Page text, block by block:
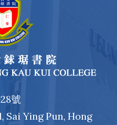
號
Sai Ying Pun, Hong